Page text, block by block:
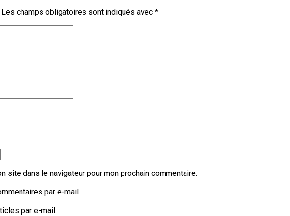
Les champs obligatoires sont indiqués avec *
site dans le navigateur pour mon prochain commentaire.
par e-mail.
par e-mail.